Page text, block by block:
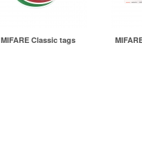
MIFARE Classic tags